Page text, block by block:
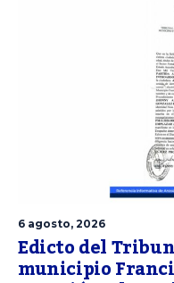
6 agosto, 2026
Edicto del
municipio